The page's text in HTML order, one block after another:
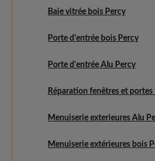
Baie vitrée bois Percy
Porte d'entrée bois Percy
Porte d'entrée Alu Percy
Réparation fenêtres et portes
Menuiserie exterieures Alu
Menuiserie extérieures bois